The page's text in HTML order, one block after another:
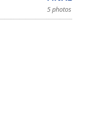
5 photos